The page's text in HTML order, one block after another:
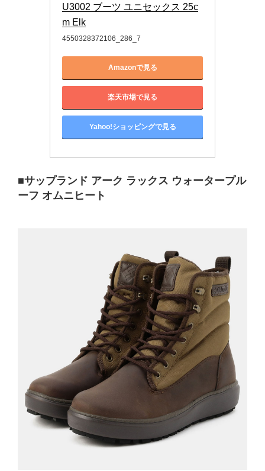
U3002 ブーツ ユニセックス 25c
m Elk
4550328372106_286_7
Amazonで見る
楽天市場で見る
Yahoo!ショッピングで見る
■サップランド アーク ラックス ウォータープル
ーフ オムニヒート